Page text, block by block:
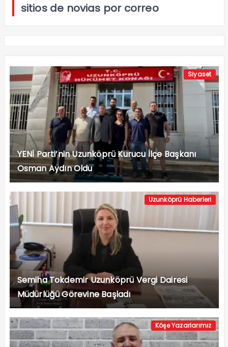
sitios de novias por correo
Siyaset
YENİ Parti’nin Uzunköprü Kurucu İlçe Başkanı
Osman Aydın Oldu
Uzunköprü Haberleri
Semiha Tokdemir Uzunköprü Vergi Dairesi
Müdürlüğü Görevine Başladı
Köşe Yazarlarımız